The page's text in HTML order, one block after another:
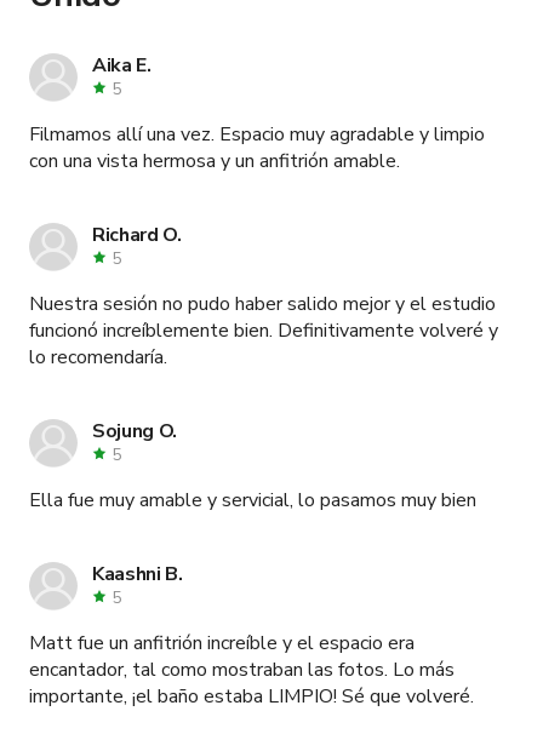
Aika E.
5
Filmamos allí una vez. Espacio muy agradable y limpio
con una vista hermosa y un anfitrión amable.
Richard O.
5
Nuestra sesión no pudo haber salido mejor y el estudio
funcionó increíblemente bien. Definitivamente volveré y
lo recomendaría.
Sojung O.
5
Ella fue muy amable y servicial, lo pasamos muy bien
Kaashni B.
5
Matt fue un anfitrión increíble y el espacio era
encantador, tal como mostraban las fotos. Lo más
importante, ¡el baño estaba LIMPIO! Sé que volveré.